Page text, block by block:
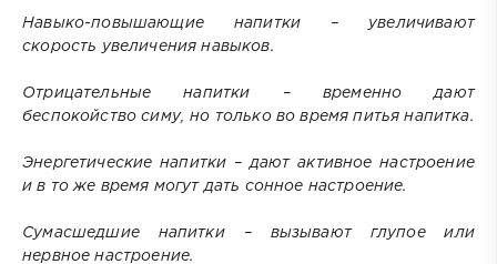
Навыко-повышающие напитки – увеличивают
скорость увеличения навыков.
Отрицательные напитки – временно дают
беспокойство симу, но только во время питья напитка.
Энергетические напитки – дают активное настроение
и в то же время могут дать сонное настроение.
Сумасшедшие напитки – вызывают глупое или
нервное настроение.